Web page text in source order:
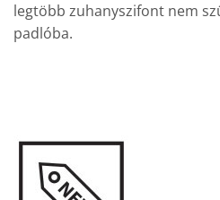
legtöbb zuhanyszifont nem
padlóba.